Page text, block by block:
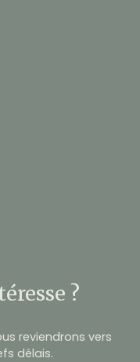
?
reviendrons vers
délais.